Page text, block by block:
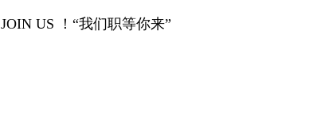
JOIN US ！“我们职等你来”